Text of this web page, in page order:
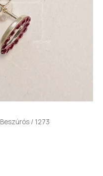
Beszúrós / 1273